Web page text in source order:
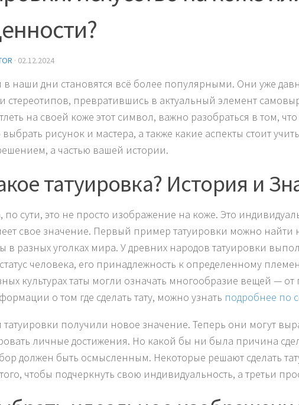
· 02.12.2024
в наши дни становятся всё более популярными. Они уже
стереотипов, превратившись в актуальный элемент
на своей коже этот символ, важно разобраться в том,
рисунок и мастера, а также какие аспекты стоит
а частью вашей истории.
татуировка? История и
по сути, это не просто изображение на коже. Это
свое значение. Первый пример татуировки можно найти
в разных уголках мира. У древних народов татуировки
человека, его принадлежность к определенному
культурах таты могли означать многообразие вещей —
о том где сделать тату, можно узнать подробнее по
получили новое значение. Теперь они могут
личные достижения. Но какой бы ни была причина
должен быть осмысленным. Некоторые решают сделать
чтобы подчеркнуть свою индивидуальность, а третьи